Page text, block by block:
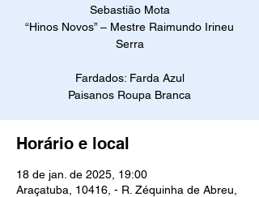
Sebastião Mota
“Hinos Novos” – Mestre Raimundo Irineu
Serra
Fardados: Farda Azul
Paisanos Roupa Branca
Horário e local
18 de jan. de 2025, 19:00
Araçatuba, 10416, - R. Zéquinha de Abreu,